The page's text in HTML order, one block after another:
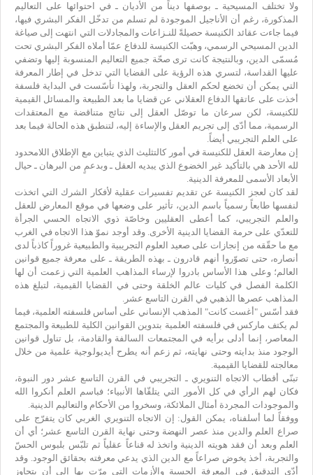
ولا تختلف المسيحية ـ بوصفها ديناً من الأديان ـ في احتوائها على التعاليم
المذكورة، رغم أن الأناجيل الموجودة لم تسلم من تدخّل الفكر البشري فيها،
فيما جاءت عقائد الكنيسة حصيلةً للنـزاعات والمجادلات التي انتهت إلى صياغة
الدين المسيحي الرسمي، وهبّت الكنيسة للدفاع عمّا أملاه الفكر البشري تحت
مُسمّى الدين، وبالنتيجة كانت ترى صحّة جميع التعاليم المنسوبة إليها وتضفي
عليها القداسة، لتسري هذه الرؤية على القضايا التي تدخل في إطار المعرفة
التي يمكن أن تخضع لحكم العقل والتجربة، ولهذا تأسّست في البداية فلسفة
أخذت على عاتقها الدفاع العقلاني عن قضايا ما بعد الطبيعة والمسائل القيمية
للكنيسة، لكن سرعان ما توصّل العقل إلى نتائج متناقضة مع المعتقدات
الرسمية، مما أدّى إلى تجريم العقل والإساءة إليه، لتنطبق هذه الحالة فيما بعد
على العلم التجريبي أيضاً.
إن معارضة العقل للكنيسة في أمور كالتثليث الذي يتباين مع الإطلاق اللامحدود
لله الأحد هي بالتأكيد غير الخضوع الذي يبديه العقل ـ وبدعمٍ من البرهان ـ حيال
الأبعاد الأسمى للمعرفة الدينية.
لقد كان لعجز الكنيسة عن تقديم تفسيرات عقلية لأفكار الشرك التي اتخذت
لنفسها طابعاً رسمياً باسم الدين، تأثير على وضعها في موقع المعارض للعقل
والعلم التجريبي، كما أعطى العقليين وخاصّة ذوي الاتجاه الحسي الجرأة
للتعدّي على حرمة القضايا الدينية الأخرى. وقد أوجد نموّ هذا الاتجاه في الغرب
مع ما حقّقه من إنجازات على صعيد العلوم التجريبية والطبيعية غروراً كاذباً لدى
أنصاره، حتى تصوّروا أنهم قادرون ـ بهذه الطريقة ـ على معرفة جميع قوانين
العالم؛ وعلى هذا الأساس بادروا لإرساء المذاهب العلمية التي زعمت أن لها
الكلمة الفصل في كليات عالم الخلقة وحتى في القضايا القيمية، لتبلغ هذه
المذاهب عصرها الذهبي في القرن التاسع عشر.
فقد أسّس "أغست كانت" المذهب الإنساني على أساس فلسفته العلمية، فيما
لم يكتف ماركس في فلسفته العلمية بتدوين القوانين الكلية للطبيعة والمجتمع
المعاصر، إنما أدلى برأيه في المجتمعات السالفة والقادمة، بل تناول قوانين
الوجود منذ بدايته وحتى نهايته، ثم زعم أنه يطرح أيديولوجية علمية من خلال
معالجته للقضايا القيمية.
تبنّى أقطاب الاتجاه التنويري ـ التجريبي في القرن التاسع عشر دور النبوة،
فكان لهم الرأي في كل الأمور التي يتلقّاها الأنبياء؛ فباسم العلم أنكروا الله
والموجودات المجردة أمثال الملائكة، وسخروا من الأحكام والتعاليم الدينية.
ووفقاً لما أسلفناه، يمكن القول: إن الاتجاه التنويري الغربي كان يتفرّج على
صراع العلم والدين منذ عصر النهضة وحتى نهاية القرن التاسع عشر؛ أي أن
العلم وبعد أن فقد هويته الدينية واتخذ له قناعاً عقلياً ثم تلبّس بلبوس الحسّ
والتجربة، أخذ يخوض صراعاً مع الدين الذي يدعي معرفته بحقائق الوجود. وقد
أدّى التدقيق في المعرفة الحسية والأزمات التي مرّت بها إلى أن يتجاوز